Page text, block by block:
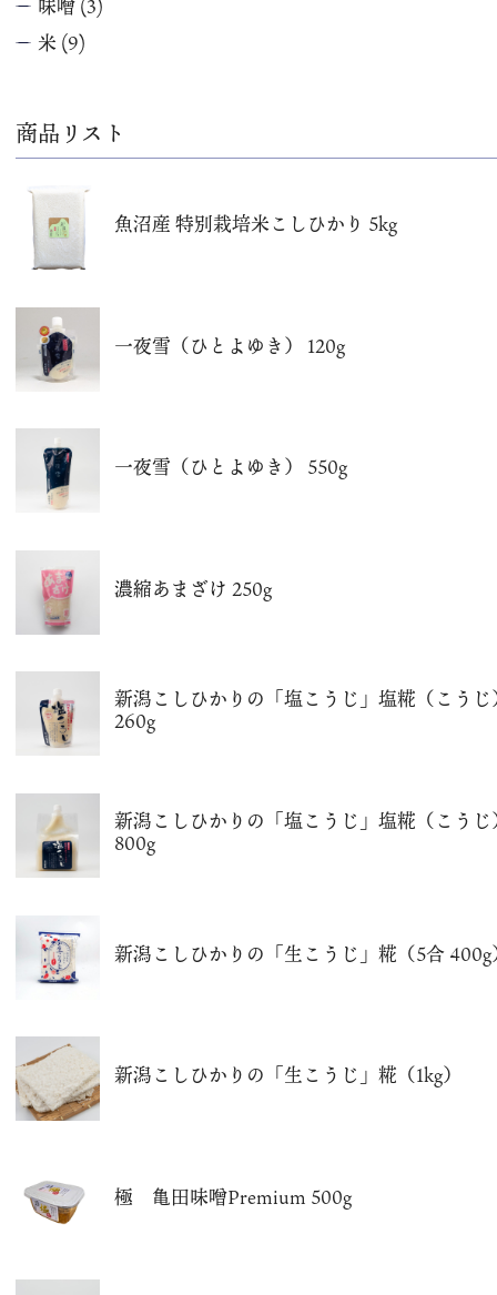
味噌 (3)
米 (9)
商品リスト
魚沼産 特別栽培米こしひかり 5kg
一夜雪（ひとよゆき） 120g
一夜雪（ひとよゆき） 550g
濃縮あまざけ 250g
新潟こしひかりの「塩こうじ」塩糀（こうじ
260g
新潟こしひかりの「塩こうじ」塩糀（こうじ
800g
新潟こしひかりの「生こうじ」糀（5合 400g
新潟こしひかりの「生こうじ」糀（1kg）
極 亀田味噌Premium 500g